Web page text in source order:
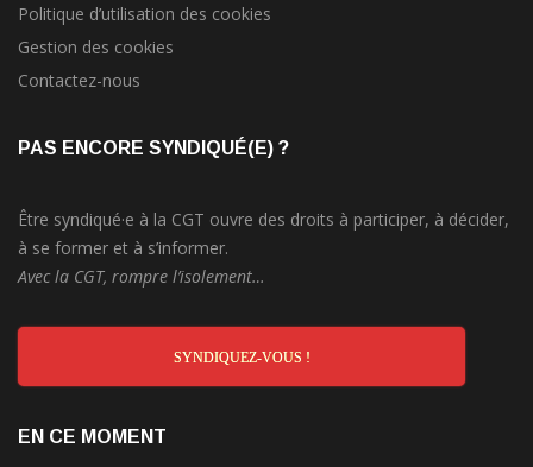
Politique d’utilisation des cookies
Gestion des cookies
Contactez-nous
PAS ENCORE SYNDIQUÉ(E) ?
Être syndiqué·e à la CGT ouvre des droits à participer, à décider,
à se former et à s’informer.
Avec la CGT, rompre l’isolement…
SYNDIQUEZ-VOUS !
EN CE MOMENT